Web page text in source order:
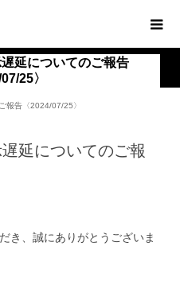
延についてのご報告
25〉
報告〈2024/07/25〉
延についてのご報
き、誠にありがとうございま